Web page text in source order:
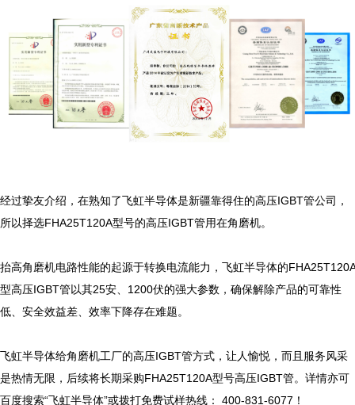
经过挚友介绍，在熟知了飞虹半导体是新疆靠得住的高压IGBT管公司，
所以择选FHA25T120A型号的高压IGBT管用在角磨机。
抬高角磨机电路性能的起源于转换电流能力，飞虹半导体的
型高压IGBT管以其25安、1200伏的强大参数，确保解除产品的可靠性
低、安全效益差、效率下降存在难题。
飞虹半导体给角磨机工厂的高压IGBT管方式，让人愉悦，而且服务风采
是热情无限，后续将长期采购FHA25T120A型号高压IGBT管。详情亦可
百度搜索“飞虹半导体”或拨打免费试样热线： 400-831-6077！